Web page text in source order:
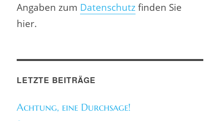
Angaben zum Datenschutzfinden Sie
hier.
LETZTE BEITRÄGE
Achtung, eine Durchsage!